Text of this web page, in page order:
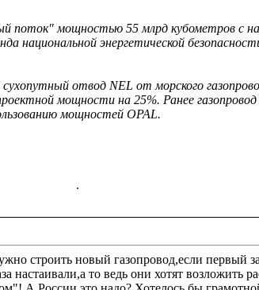
поток" мощностью 55 млрд кубометров с
национальной энергетической
отвод NEL от морского
мощности на 25%. Ранее
мощностей OPAL.
.
строить новый газопровод,если первый
настаивали,а то ведь они хотят возложить